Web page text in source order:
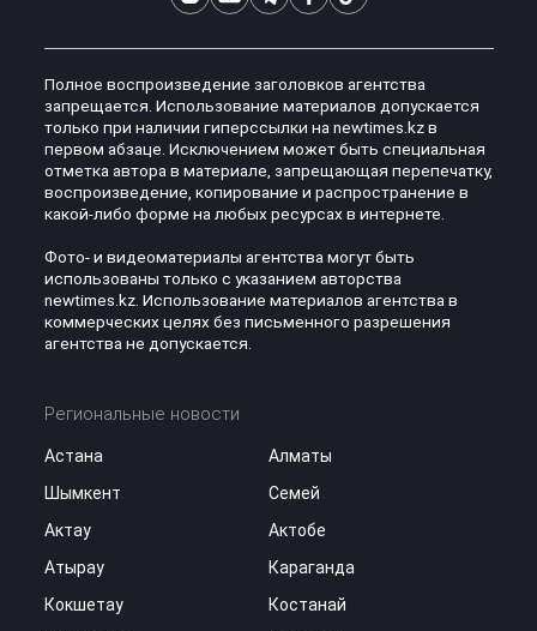
Полное воспроизведение заголовков агентства
запрещается. Использование материалов допускается
только при наличии гиперссылки на newtimes.kz в
первом абзаце. Исключением может быть специальная
отметка автора в материале, запрещающая перепечатку,
воспроизведение, копирование и распространение в
какой-либо форме на любых ресурсах в интернете.
Фото- и видеоматериалы агентства могут быть
использованы только с указанием авторства
newtimes.kz. Использование материалов агентства в
коммерческих целях без письменного разрешения
агентства не допускается.
Региональные новости
Астана
Алматы
Шымкент
Семей
Актау
Актобе
Атырау
Караганда
Кокшетау
Костанай